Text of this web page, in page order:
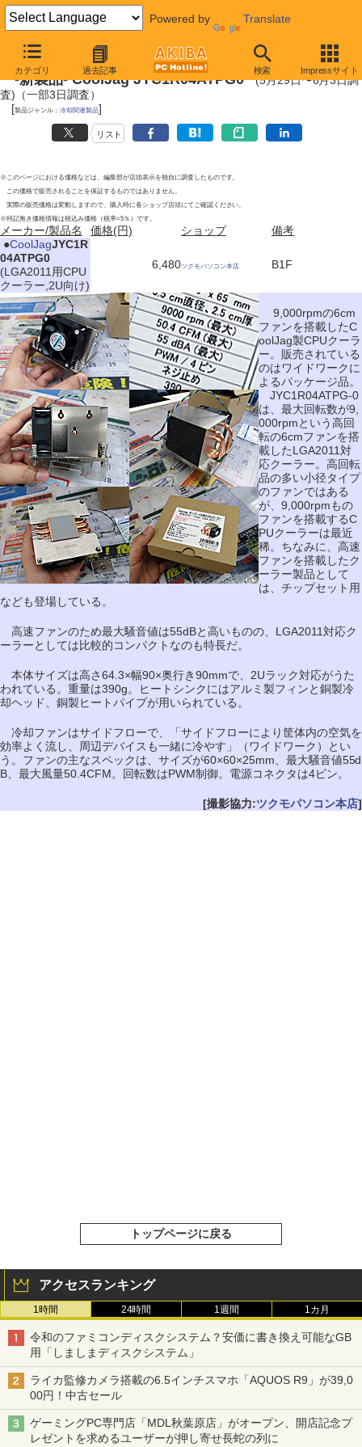
Powered by Translate
カテゴリ 過去記事 検索 Impressサイト
2012年6月3日
-新製品- CoolJag JYC1R04ATPG0(5月29日〜6月3日調
査)（一部3日調査）
[製品ジャンル： 冷却関連製品]
リスト
※このページにおける価格などは、編集部が店頭表示を独自に調査したものです。
この価格で販売されることを保証するものではありません。
実際の販売価格は変動しますので、購入時に各ショップ店頭にてご確認ください。
※特記無き価格情報は税込み価格（税率=5％）です。
メーカー/製品名 価格(円) ショップ
備考
●CoolJagJYC1R
04ATPG0
(LGA2011用CPU
クーラー,2U向け)
6,480ツクモパソコン本店 B1F
9,000rpmの6cm
ファンを搭載したC
oolJag製CPUクーラ
ー。販売されている
のはワイドワークに
よるパッケージ品。
JYC1R04ATPG-0
は、最大回転数が9,
000rpmという高回
転の6cmファンを搭
載したLGA2011対
応クーラー。高回転
品の多い小径タイプ
のファンではある
が、9,000rpmもの
ファンを搭載するC
PUクーラーは最近
稀。ちなみに、高速
ファンを搭載したク
ーラー製品として
は、チップセット用
なども登場している。
高速ファンのため最大騒音値は55dBと高いものの、LGA2011対応ク
ーラーとしては比較的コンパクトなのも特長だ。
本体サイズは高さ64.3×幅90×奥行き90mmで、2Uラック対応がうた
われている。重量は390g。ヒートシンクにはアルミ製フィンと銅製冷
却ヘッド、銅製ヒートパイプが用いられている。
冷却ファンはサイドフローで、「サイドフローにより筐体内の空気を
効率よく流し、周辺デバイスも一緒に冷やす」（ワイドワーク）とい
う。ファンの主なスペックは、サイズが60×60×25mm、最大騒音値55d
B、最大風量50.4CFM。回転数はPWM制御。電源コネクタは4ピン。
[撮影協力:ツクモパソコン本店]
トップページに戻る
アクセスランキング
1時間 24時間 1週間 1カ月
令和のファミコンディスクシステム？安価に書き換え可能なGB
用「しましまディスクシステム」
ライカ監修カメラ搭載の6.5インチスマホ「AQUOS R9」が39,0
00円！中古セール
ゲーミングPC専門店「MDL秋葉原店」がオープン、開店記念プ
レゼントを求めるユーザーが押し寄せ長蛇の列に